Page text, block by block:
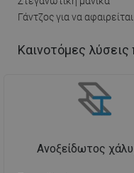
Γάντζος για να
Καινοτόμες
Ανοξείδωτος